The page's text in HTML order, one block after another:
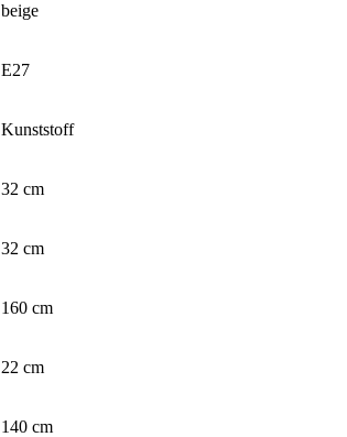
beige
E27
Kunststoff
32 cm
32 cm
160 cm
22 cm
140 cm